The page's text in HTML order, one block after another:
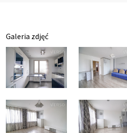
Galeria zdjęć